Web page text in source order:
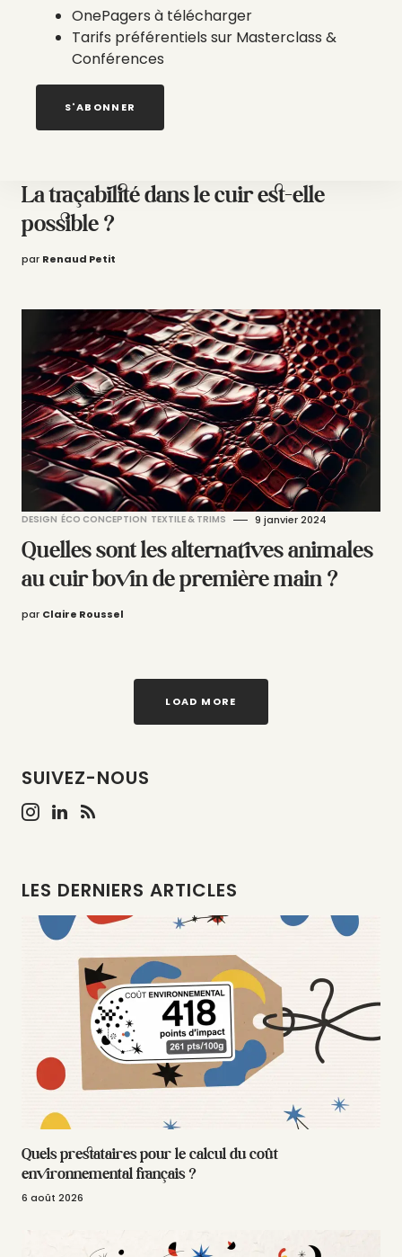
La traçabilité dans le cuir est-elle
possible ?
par Renaud Petit
DESIGN ÉCO CONCEPTION TEXTILE & TRIMS 9 janvier 2024
Quelles sont les alternatives animales
au cuir bovin de première main ?
par Claire Roussel
LOAD MORE
SUIVEZ-NOUS
LES DERNIERS ARTICLES
Quels prestataires pour le calcul du coût
environnemental français ?
6 août 2026
OnePagers à télécharger
Tarifs préférentiels sur Masterclass &
Conférences
S'ABONNER